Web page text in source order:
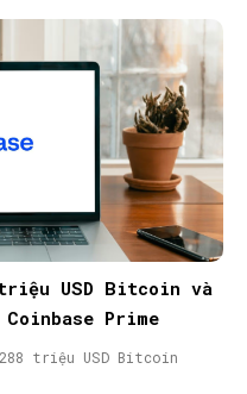
triệu USD Bitcoin và
Prime
288 triệu USD Bitcoin